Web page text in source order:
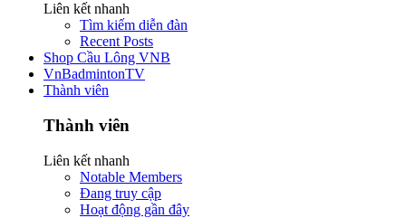
Liên kết nhanh
Tìm kiếm diễn đàn
Recent Posts
Shop Cầu Lông VNB
VnBadmintonTV
Thành viên
Thành viên
Liên kết nhanh
Notable Members
Đang truy cập
Hoạt động gần đây